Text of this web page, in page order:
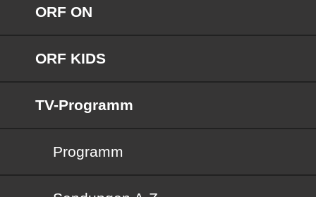
ORF ON
ORF KIDS
TV-Programm
Programm